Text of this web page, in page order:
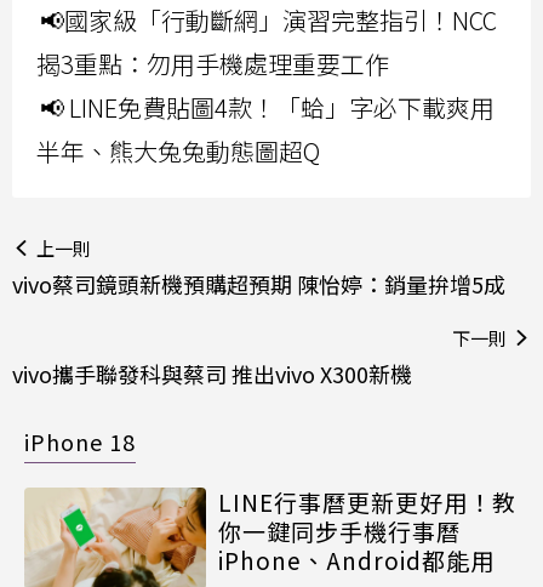
📢國家級「行動斷網」演習完整指引！NCC
揭3重點：勿用手機處理重要工作
📢 LINE免費貼圖4款！「蛤」字必下載爽用
半年、熊大兔兔動態圖超Q
上一則
vivo蔡司鏡頭新機預購超預期 陳怡婷：銷量拚增5成
下一則
vivo攜手聯發科與蔡司 推出vivo X300新機
iPhone 18
LINE行事曆更新更好用！教
你一鍵同步手機行事曆
iPhone、Android都能用